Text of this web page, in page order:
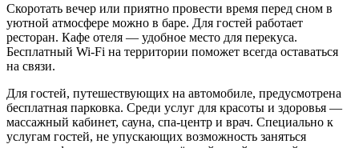
Скоротать вечер или приятно провести время перед сном в
уютной атмосфере можно в баре. Для гостей работает
ресторан. Кафе отеля — удобное место для перекуса.
Бесплатный Wi-Fi на территории поможет всегда оставаться
на связи.
Для гостей, путешествующих на автомобиле, предусмотрена
бесплатная парковка. Среди услуг для красоты и здоровья —
массажный кабинет, сауна, спа-центр и врач. Специально к
услугам гостей, не упускающих возможность заняться